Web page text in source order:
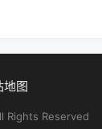
地图
Rights Reserved